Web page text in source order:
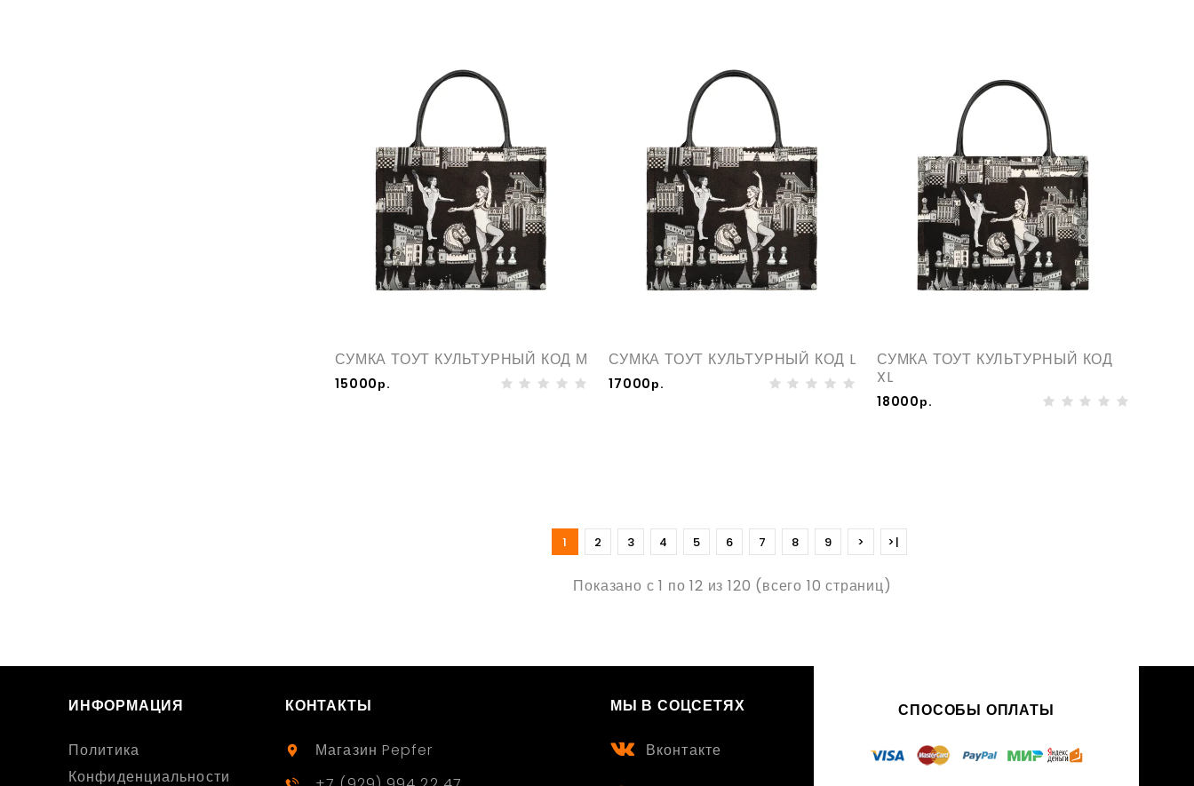
СУМКА ТОУТ КУЛЬТУРНЫЙ КОД М
15000р.
СУМКА ТОУТ КУЛЬТУРНЫЙ КОД L
17000р.
СУМКА ТОУТ КУЛЬТУРНЫЙ КОД
XL
18000р.
1 2 3 4 5 6 7 8 9 > >|
Показано с 1 по 12 из 120 (всего 10 страниц)
ИНФОРМАЦИЯ
Политика
Конфиденциальности
КОНТАКТЫ
Магазин Pepfer
МЫ В СОЦСЕТЯХ
Вконтакте
СПОСОБЫ ОПЛАТЫ